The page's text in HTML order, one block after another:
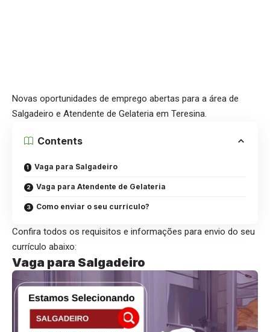
Novas oportunidades de emprego abertas para a área de
Salgadeiro e Atendente de Gelateria em Teresina.
Contents
Vaga para Salgadeiro
Vaga para Atendente de Gelateria
Como enviar o seu currículo?
Confira todos os requisitos e informações para envio do seu
currículo abaixo:
Vaga para Salgadeiro